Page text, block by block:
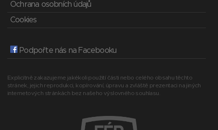
Ochrana osobních údajů
Cookies
Podpořte nás na Facebooku
Explicitně zakazujeme jakékoli použití části nebo celého obsahu těchto
stránek, jejich reprodukci, kopírování, úpravu a zvláště prezentaci na jiných
internetových stránkách bez našeho výslovného souhlasu.